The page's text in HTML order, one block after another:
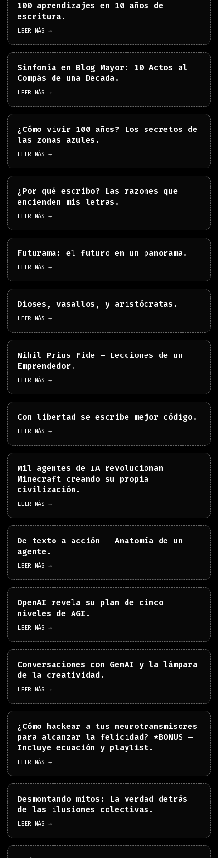
100 aprendizajes en 10 años de
escritura.
LEER MÁS →
Sinfonía en Blog Mayor: 10 Actos al
Compás de una Década.
LEER MÁS →
¿Cómo vivir 100 años? Los secretos de
las zonas azules.
LEER MÁS →
¿Por qué escribo? Las razones que
encienden mis letras.
LEER MÁS →
Futurama: el futuro en un panorama.
LEER MÁS →
Dioses, vasallos, y aristócratas.
LEER MÁS →
Nihil Prius Fide – Lecciones de un
Emprendedor.
LEER MÁS →
Con libertad se escribe mejor código.
LEER MÁS →
Mil agentes de IA revolucionan
Minecraft creando su propia
civilización.
LEER MÁS →
De texto a acción – Anatomía de un
agente.
LEER MÁS →
OpenAI revela su plan de cinco
niveles de AGI.
LEER MÁS →
Conversaciones con GenAI y la lámpara
de la creatividad.
LEER MÁS →
¿Cómo hackear a tus neurotransmisores
para alcanzar la felicidad? *BONUS –
Incluye ecuación y playlist.
LEER MÁS →
Desmontando mitos: La verdad detrás
de las ilusiones colectivas.
LEER MÁS →